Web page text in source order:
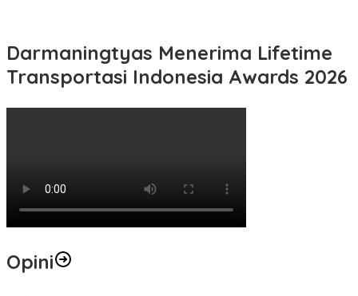
Darmaningtyas Menerima Lifetime
Transportasi Indonesia Awards 2026
Opini